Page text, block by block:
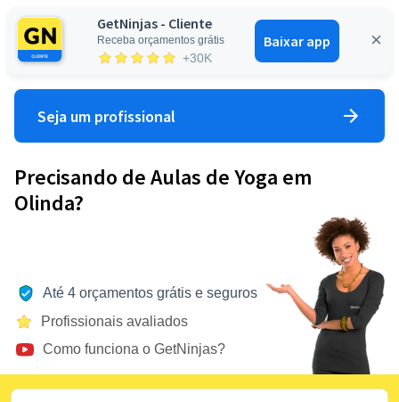
GetNinjas - Cliente
Receba orçamentos grátis
+30K
Baixar app
Entrar
Seja um profissional
Precisando de Aulas de Yoga em
Olinda?
Até 4 orçamentos grátis e seguros
Profissionais avaliados
Como funciona o GetNinjas?